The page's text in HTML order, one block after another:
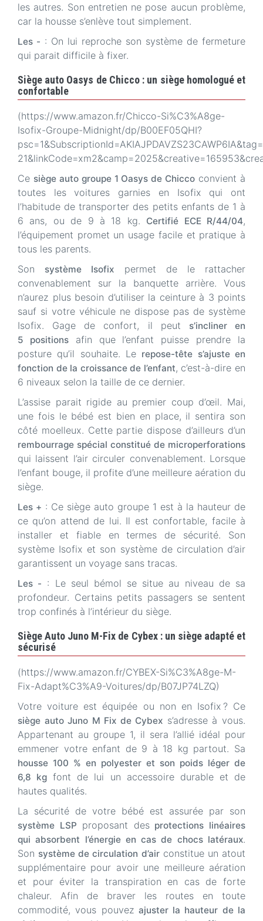
les autres. Son entretien ne pose aucun problème,
car la housse s’enlève tout simplement.
Les - : On lui reproche son système de fermeture
qui parait difficile à fixer.
Siège auto Oasys de Chicco : un siège homologué et
confortable
(https://www.amazon.fr/Chicco-Si%C3%A8ge-
Isofix-Groupe-Midnight/dp/B00EF05QHI?
Ce siège auto groupe 1 Oasys de Chicco convient à
toutes les voitures garnies en Isofix qui ont
l’habitude de transporter des petits enfants de 1 à
6 ans, ou de 9 à 18 kg. Certifié ECE R/44/04,
l’équipement promet un usage facile et pratique à
tous les parents.
Son système Isofix permet de le rattacher
convenablement sur la banquette arrière. Vous
n’aurez plus besoin d’utiliser la ceinture à 3 points
sauf si votre véhicule ne dispose pas de système
Isofix. Gage de confort, il peut s’incliner en
5 positionsafin que l’enfant puisse prendre la
posture qu’il souhaite. Le repose-tête s’ajuste en
fonction de la croissance de l’enfant, c’est-à-dire en
6 niveaux selon la taille de ce dernier.
L’assise parait rigide au premier coup d’œil. Mai,
une fois le bébé est bien en place, il sentira son
côté moelleux. Cette partie dispose d’ailleurs d’un
rembourrage spécial constitué de microperforations
qui laissent l’air circuler convenablement. Lorsque
l’enfant bouge, il profite d’une meilleure aération du
siège.
Les + : Ce siège auto groupe 1 est à la hauteur de
ce qu’on attend de lui. Il est confortable, facile à
installer et fiable en termes de sécurité. Son
système Isofix et son système de circulation d’air
garantissent un voyage sans tracas.
Les - : Le seul bémol se situe au niveau de sa
profondeur. Certains petits passagers se sentent
trop confinés à l’intérieur du siège.
Siège Auto Juno M-Fix de Cybex : un siège adapté et
sécurisé
(https://www.amazon.fr/CYBEX-Si%C3%A8ge-M-
Fix-Adapt%C3%A9-Voitures/dp/B07JP74LZQ)
Votre voiture est équipée ou non en Isofix ? Ce
siège auto Juno M Fix de Cybex s’adresse à vous.
Appartenant au groupe 1, il sera l’allié idéal pour
emmener votre enfant de 9 à 18 kg partout. Sa
housse 100 % en polyester et son poids léger de
6,8 kg font de lui un accessoire durable et de
hautes qualités.
La sécurité de votre bébé est assurée par son
système LSP proposant desprotections linéaires
qui absorbent l’énergie en cas de chocs latéraux.
Son système de circulation d’airconstitue un atout
supplémentaire pour avoir une meilleure aération
et pour éviter la transpiration en cas de forte
chaleur. Afin de braver les routes en toute
commodité, vous pouvez ajuster la hauteur de la